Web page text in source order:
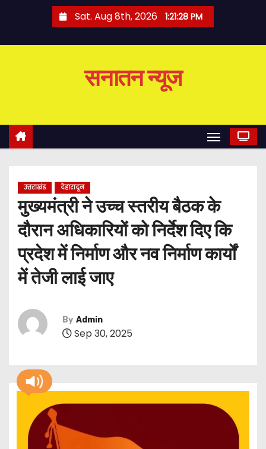
o
Sat. Aug 8th, 2026 1:21:29 PM
सनातन न्यूज
उत्तराखंड देहारादून
मुख्यमंत्री ने उच्च स्तरीय बैठक के
दौरान अधिकारियों को निर्देश दिए कि
प्रदेश में निर्माण और नव निर्माण कार्यों
में तेजी लाई जाए
By Admin
Sep 30, 2025